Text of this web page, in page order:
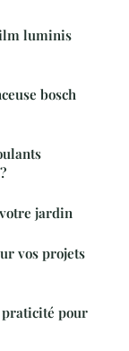
luminis
bosch
jardin
vos projets
praticité pour